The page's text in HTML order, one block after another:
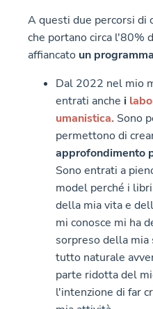
A questi due percorsi di
che portano circa l'80%
affiancato un
Dal 2022 nel mio
entrati anche i
umanistica. Sono
permettono di
approfondimento
Sono entrati a
model perché i
della mia vita e
mi conosce mi ha
sorpreso della mia
tutto naturale
parte ridotta del
l'intenzione di far